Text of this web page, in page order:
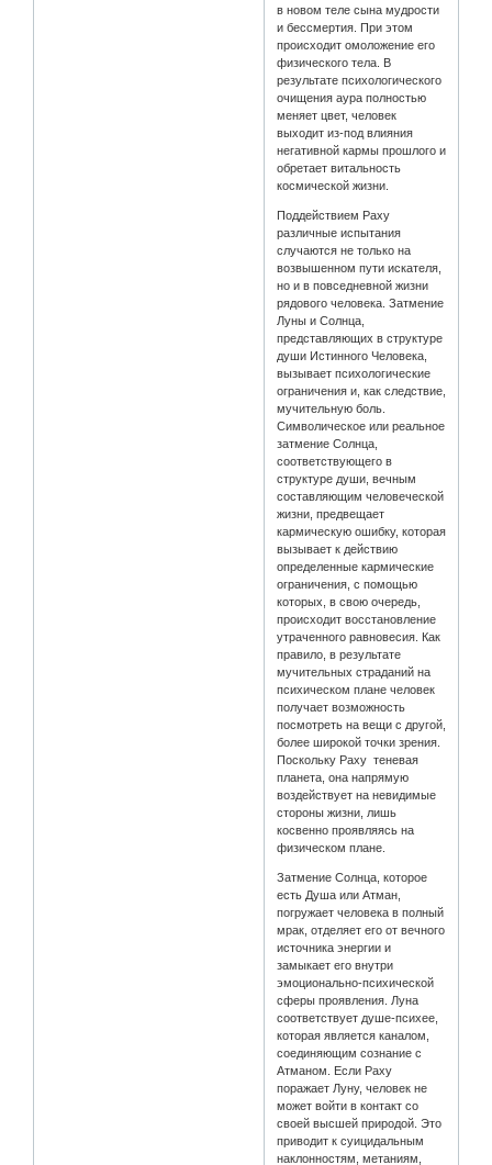
в новом теле сына мудрости
и бессмертия. При этом
происходит омоложение его
физического тела. В
результате психологического
очищения аура полностью
меняет цвет, человек
выходит из-под влияния
негативной кармы прошлого и
обретает витальность
космической жизни.
Поддействием Раху
различные испытания
случаются не только на
возвышенном пути искателя,
но и в повседневной жизни
рядового человека. Затмение
Луны и Солнца,
представляющих в структуре
души Истинного Человека,
вызывает психологические
ограничения и, как следствие,
мучительную боль.
Символическое или реальное
затмение Солнца,
соответствующего в
структуре души, вечным
составляющим человеческой
жизни, предвещает
кармическую ошибку, которая
вызывает к действию
определенные кармические
ограничения, с помощью
которых, в свою очередь,
происходит восстановление
утраченного равновесия. Как
правило, в результате
мучительных страданий на
психическом плане человек
получает возможность
посмотреть на вещи с другой,
более широкой точки зрения.
Поскольку Раху теневая
планета, она напрямую
воздействует на невидимые
стороны жизни, лишь
косвенно проявляясь на
физическом плане.
Затмение Солнца, которое
есть Душа или Атман,
погружает человека в полный
мрак, отделяет его от вечного
источника энергии и
замыкает его внутри
эмоционально-психической
сферы проявления. Луна
соответствует душе-психее,
которая является каналом,
соединяющим сознание с
Атманом. Если Раху
поражает Луну, человек не
может войти в контакт со
своей высшей природой. Это
приводит к суицидальным
наклонностям, метаниям,